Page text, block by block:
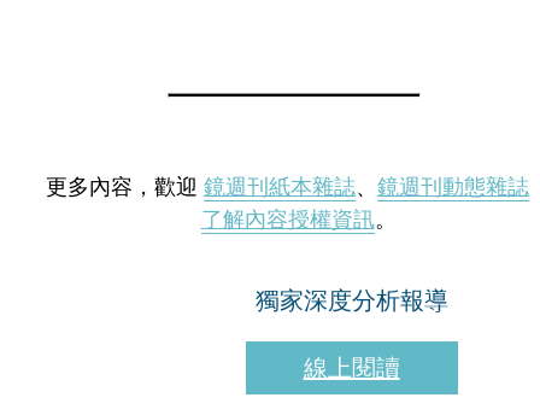
更多內容，歡迎 鏡週刊紙本雜誌、 鏡週刊動態雜誌
了解內容授權資訊。
獨家深度分析報導
線上閱讀